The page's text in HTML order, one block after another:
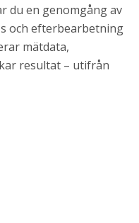
du en genomgång av
och efterbearbetning
mätdata,
resultat – utifrån